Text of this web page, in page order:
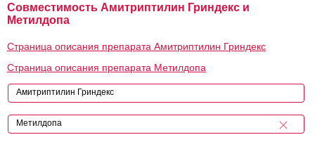
Совместимость Амитриптилин Гриндекс и
Метилдопа
Страница описания препарата Амитриптилин Гриндекс
Страница описания препарата Метилдопа